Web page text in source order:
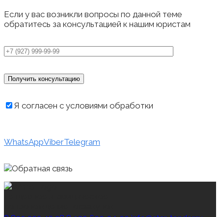
Если у вас возникли вопросы по данной теме
обратитесь за консультацией к нашим юристам
Я согласен с условиями обработки
WhatsAppViberTelegram